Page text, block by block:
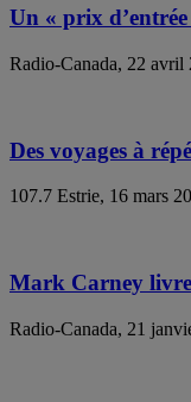
Un « prix
Radio-Canada, 22 avril
Des voyages à
107.7 Estrie, 16 mars
Mark Carney livre
Radio-Canada, 21